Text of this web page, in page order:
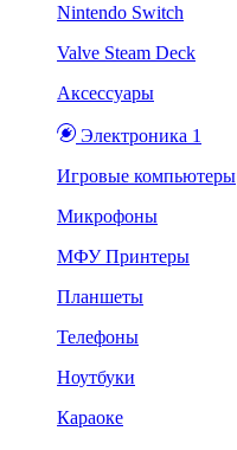
Nintendo Switch
Valve Steam Deck
Аксессуары
Электроника 1
Игровые компьютеры
Микрофоны
МФУ Принтеры
Планшеты
Телефоны
Ноутбуки
Караоке